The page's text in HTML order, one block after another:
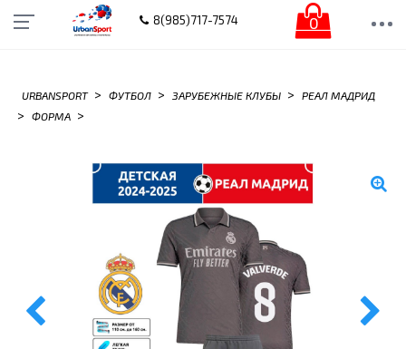
8(985)717-7574 0
URBANSPORT > ФУТБОЛ > ЗАРУБЕЖНЫЕ КЛУБЫ > РЕАЛ МАДРИД
> ФОРМА >